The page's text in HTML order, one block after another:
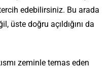
edebilirsiniz. Bu arada
üste doğru açıldığını da
zeminle temas eden